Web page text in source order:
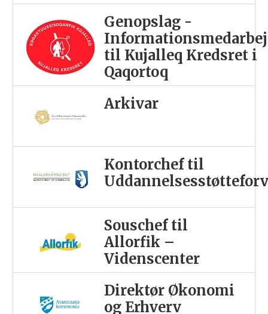
Genopslag -
til Kujalleq Kredsret i
Qaqortoq
Arkivar
Kontorchef til
Souschef til
Allorfik –
Videnscenter
Direktør Økonomi
og Erhverv